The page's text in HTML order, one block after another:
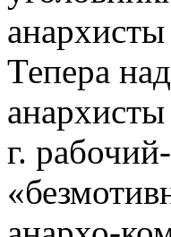
Тепера
г.